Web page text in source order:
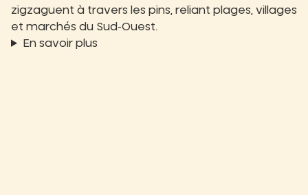
zigzaguent à travers les pins, reliant plages, villages
et marchés du Sud-Ouest.
En savoir plus